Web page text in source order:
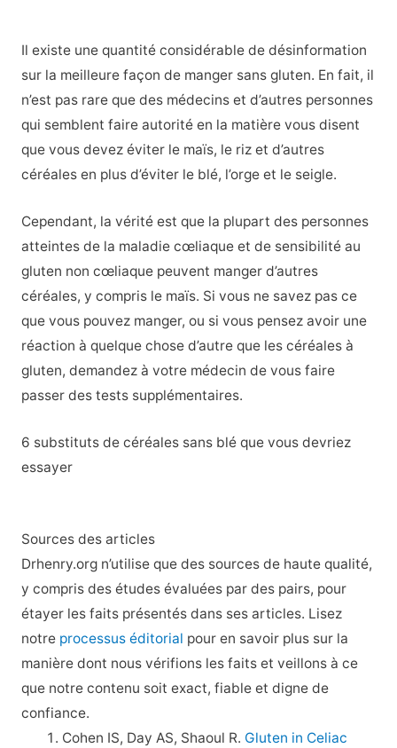
Il existe une quantité considérable de désinformation
sur la meilleure façon de manger sans gluten. En fait, il
n’est pas rare que des médecins et d’autres personnes
qui semblent faire autorité en la matière vous disent
que vous devez éviter le maïs, le riz et d’autres
céréales en plus d’éviter le blé, l’orge et le seigle.
Cependant, la vérité est que la plupart des personnes
atteintes de la maladie cœliaque et de sensibilité au
gluten non cœliaque peuvent manger d’autres
céréales, y compris le maïs. Si vous ne savez pas ce
que vous pouvez manger, ou si vous pensez avoir une
réaction à quelque chose d’autre que les céréales à
gluten, demandez à votre médecin de vous faire
passer des tests supplémentaires.
6 substituts de céréales sans blé que vous devriez
essayer
Sources des articles
Drhenry.org n’utilise que des sources de haute qualité,
y compris des études évaluées par des pairs, pour
étayer les faits présentés dans ses articles. Lisez
notre processus éditorial pour en savoir plus sur la
manière dont nous vérifions les faits et veillons à ce
que notre contenu soit exact, fiable et digne de
confiance.
Cohen IS, Day AS, Shaoul R. Gluten in Celiac